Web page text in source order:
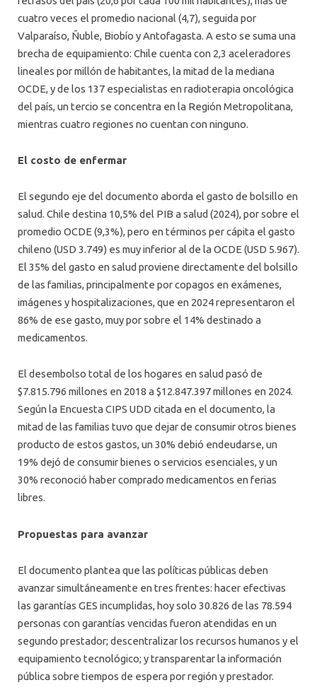
cuatro veces el promedio nacional (4,7), seguida por
Valparaíso, Ñuble, Biobío y Antofagasta. A esto se suma una
brecha de equipamiento: Chile cuenta con 2,3 aceleradores
lineales por millón de habitantes, la mitad de la mediana
OCDE, y de los 137 especialistas en radioterapia oncológica
del país, un tercio se concentra en la Región Metropolitana,
mientras cuatro regiones no cuentan con ninguno.
El costo de enfermar
El segundo eje del documento aborda el gasto de bolsillo en
salud. Chile destina 10,5% del PIB a salud (2024), por sobre el
promedio OCDE (9,3%), pero en términos per cápita el gasto
chileno (USD 3.749) es muy inferior al de la OCDE (USD 5.967).
El 35% del gasto en salud proviene directamente del bolsillo
de las familias, principalmente por copagos en exámenes,
imágenes y hospitalizaciones, que en 2024 representaron el
86% de ese gasto, muy por sobre el 14% destinado a
medicamentos.
El desembolso total de los hogares en salud pasó de
$7.815.796 millones en 2018 a $12.847.397 millones en 2024.
Según la Encuesta CIPS UDD citada en el documento, la
mitad de las familias tuvo que dejar de consumir otros bienes
producto de estos gastos, un 30% debió endeudarse, un
19% dejó de consumir bienes o servicios esenciales, y un
30% reconoció haber comprado medicamentos en ferias
libres.
Propuestas para avanzar
El documento plantea que las políticas públicas deben
avanzar simultáneamente en tres frentes: hacer efectivas
las garantías GES incumplidas, hoy solo 30.826 de las 78.594
personas con garantías vencidas fueron atendidas en un
segundo prestador; descentralizar los recursos humanos y el
equipamiento tecnológico; y transparentar la información
pública sobre tiempos de espera por región y prestador.